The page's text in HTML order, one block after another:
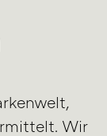
Wir